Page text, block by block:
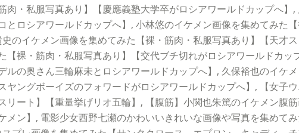
肉・私服写真あり】【慶應義塾大学卒がロシアワールドカップへ
とロシアワールドカップへ】, 小林悠のイケメン画像を集めてみた
のイケメン画像を集めてみた【裸・筋肉・私服写真あり】【天才
【裸・筋肉・私服写真あり】【交代ブチ切れがロシアワールドカ
ルの奥さん三輪麻未とロシアワールドカップへ】, 久保裕也のイケ
ヤングボーイズのフォワードがロシアワールドカップへ】, 【女子
リート】【重量挙げリオ五輪】, 【腹筋】小関也朱篤のイケメン腹
メン】, 電影少女西野七瀬のかわいいきれいな画像や写真を集めて